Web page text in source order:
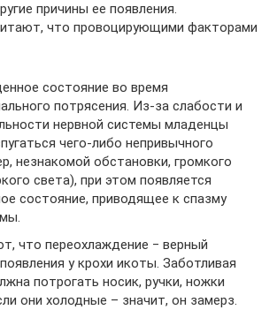
причины ее появления.
что провоцирующими факторами
состояние во время
потрясения. Из-за слабости и
нервной системы младенцы
чего-либо непривычного
незнакомой обстановки, громкого
света), при этом появляется
состояние, приводящее к спазму
что переохлаждение ‒ верный
у крохи икоты. Заботливая
потрогать носик, ручки, ножки
они холодные – значит, он замерз.